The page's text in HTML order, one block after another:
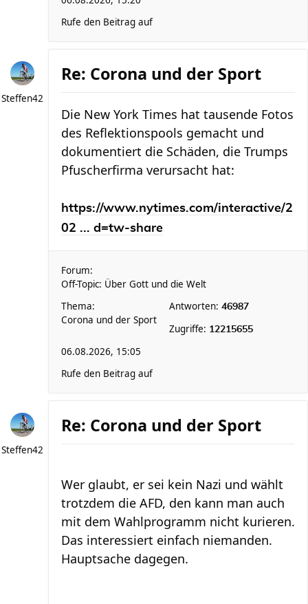
Rufe den Beitrag auf
Steffen42
Re: Corona und der Sport
Die New York Times hat tausende Fotos
des Reflektionspools gemacht und
dokumentiert die Schäden, die Trumps
Pfuscherfirma verursacht hat:
https://www.nytimes.com/interactive/2
02 ... d=tw-share
Forum:
Off-Topic: Über Gott und die Welt
Thema:
Corona und der Sport
Antworten: 46987
Zugriffe: 12215655
06.08.2026, 15:05
Rufe den Beitrag auf
Steffen42
Re: Corona und der Sport
Wer glaubt, er sei kein Nazi und wählt
trotzdem die AFD, den kann man auch
mit dem Wahlprogramm nicht kurieren.
Das interessiert einfach niemanden.
Hauptsache dagegen.